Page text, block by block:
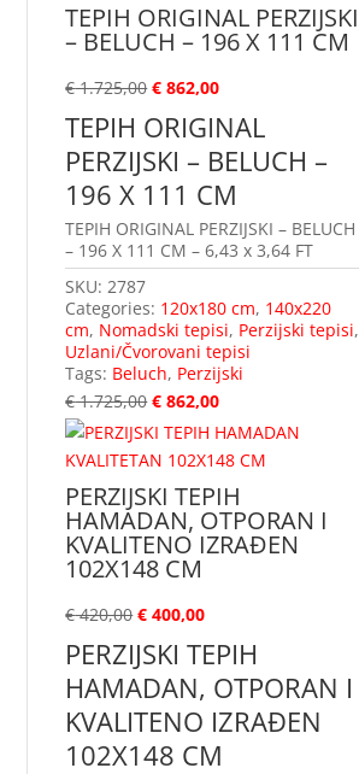
TEPIH ORIGINAL PERZIJSKI
– BELUCH – 196 X 111 CM
€1.725,00 € 862,00
TEPIH ORIGINAL
PERZIJSKI – BELUCH –
196 X 111 CM
TEPIH ORIGINAL PERZIJSKI – BELUCH
– 196 X 111 CM – 6,43 x 3,64 FT
SKU:2787
Categories: 120x180 cm, 140x220
cm, Nomadski tepisi, Perzijski tepisi,
Uzlani/Čvorovani tepisi
Tags: Beluch, Perzijski
€1.725,00 € 862,00
PERZIJSKI TEPIH
HAMADAN, OTPORAN I
KVALITENO IZRAĐEN
102X148 CM
€420,00 € 400,00
PERZIJSKI TEPIH
HAMADAN, OTPORAN I
KVALITENO IZRAĐEN
102X148 CM